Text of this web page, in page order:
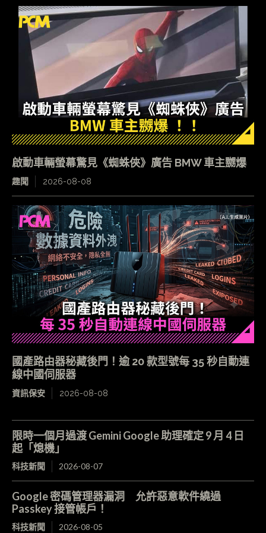
啟動車輛螢幕驚見《蜘蛛俠》廣告 BMW 車主嬲爆
趣聞 2026-08-08
國產路由器秘藏後門！逾 20 款型號每 35 秒自動連
線中國伺服器
資訊保安 2026-08-08
限時一個月過渡 Gemini Google 助理確定 9 月 4 日
起「熄機」
科技新聞 2026-08-07
Google 密碼管理器漏洞 允許惡意軟件繞過
Passkey 接管帳戶！
科技新聞 2026-08-05